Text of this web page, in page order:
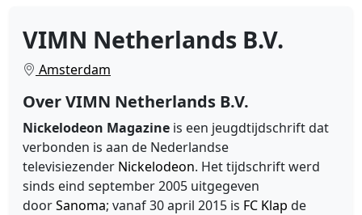
VIMN Netherlands B.V.
Amsterdam
Over VIMN Netherlands B.V.
Nickelodeon Magazine is een jeugdtijdschrift dat
verbonden is aan de Nederlandse
televisiezender Nickelodeon. Het tijdschrift werd
sinds eind september 2005 uitgegeven
doorSanoma; vanaf 30 april 2015 is FC Klap de